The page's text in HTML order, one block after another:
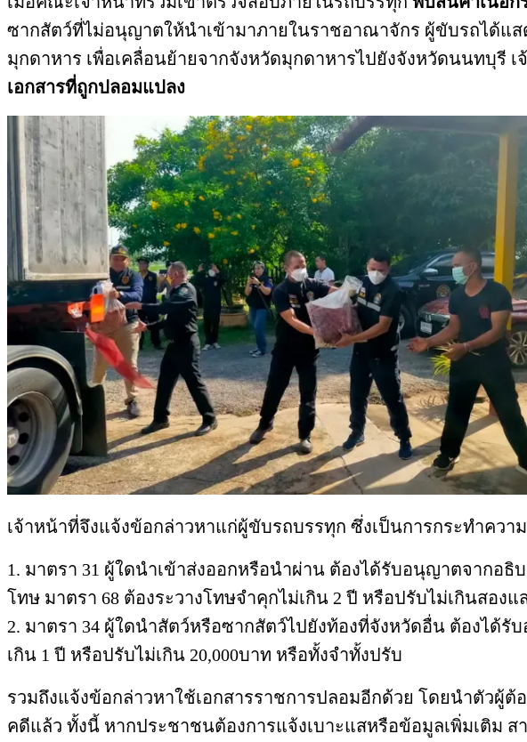
ซากสัตว์ที่ไม่อนุญาตให้นำเข้ามาภายในราชอาณาจักร ผู้ขับรถได้แ
มุกดาหาร เพื่อเคลื่อนย้ายจากจังหวัดมุกดาหารไปยังจังหวัดนนทบุรี
เอกสารที่ถูกปลอมแปลง
เจ้าหน้าที่จึงแจ้งข้อกล่าวหาแก่ผู้ขับรถบรรทุก ซึ่งเป็นการกระทำคว
1. มาตรา 31 ผู้ใดนำเข้าส่งออกหรือนำผ่าน ต้องได้รับอนุญาตจาก
โทษ มาตรา 68 ต้องระวางโทษจำคุกไม่เกิน 2 ปี หรือปรับไม่เกินสอง
2. มาตรา 34 ผู้ใดนำสัตว์หรือซากสัตว์ไปยังท้องที่จังหวัดอื่น ต้องได้
เกิน 1 ปี หรือปรับไม่เกิน 20,000บาท หรือทั้งจำทั้งปรับ
รวมถึงแจ้งข้อกล่าวหาใช้เอกสารราชการปลอมอีกด้วย โดยนำตัวผู้
คดีแล้ว ทั้งนี้ หากประชาชนต้องการแจ้งเบาะแสหรือข้อมูลเพิ่มเติม